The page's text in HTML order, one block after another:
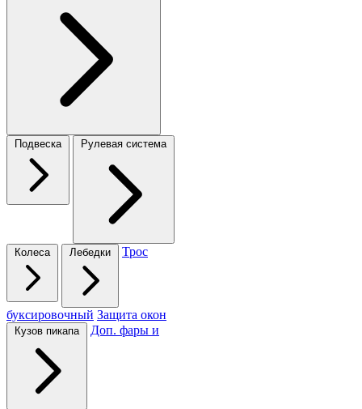
Подвеска Рулевая система
Колеса Лебедки Трос
буксировочный Защита окон
Кузов пикапа Доп. фары и